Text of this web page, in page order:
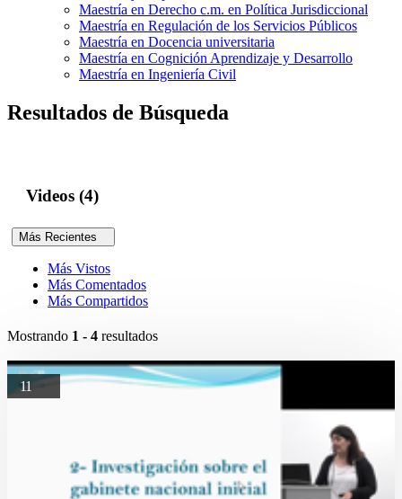
Maestría en Derecho c.m. en Política Jurisdiccional
Maestría en Regulación de los Servicios Públicos
Maestría en Docencia universitaria
Maestría en Cognición Aprendizaje y Desarrollo
Maestría en Ingeniería Civil
Resultados de Búsqueda
Videos (4)
Más Recientes
Más Vistos
Más Comentados
Más Compartidos
Mostrando 1 - 4 resultados
11